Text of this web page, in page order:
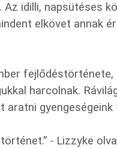
idilli, napsütéses
elkövet annak
fejlődéstörténete,
harcolnak.
aratni
- Lizzyke